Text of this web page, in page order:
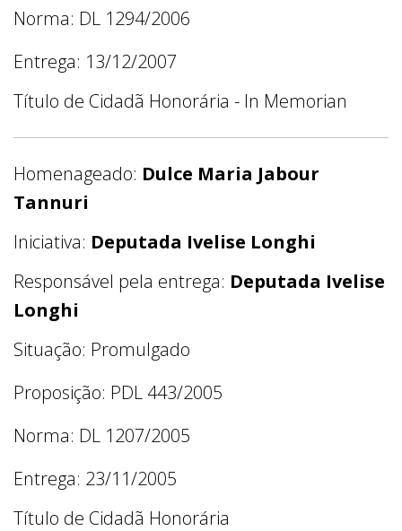
Norma: DL 1294/2006
Entrega: 13/12/2007
Título de Cidadã Honorária - In Memorian
Homenageado: Dulce Maria Jabour
Tannuri
Iniciativa: Deputada Ivelise Longhi
Responsável pela entrega: Deputada Ivelise
Longhi
Situação: Promulgado
Proposição: PDL 443/2005
Norma: DL 1207/2005
Entrega: 23/11/2005
Título de Cidadã Honorária